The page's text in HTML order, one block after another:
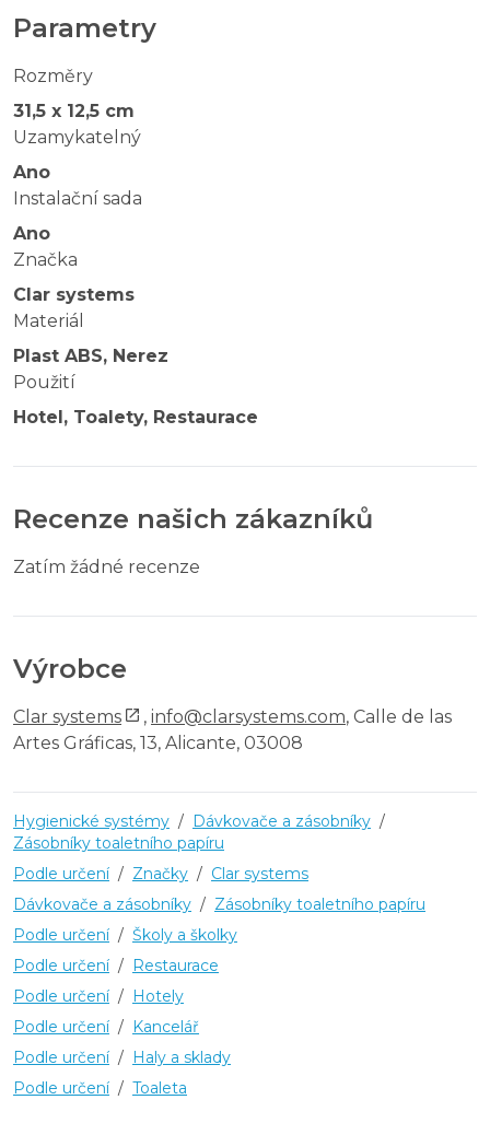
Parametry
Rozměry
31,5 x 12,5 cm
Uzamykatelný
Ano
Instalační sada
Ano
Značka
Clar systems
Materiál
Plast ABS, Nerez
Použití
Hotel, Toalety, Restaurace
Recenze našich zákazníků
Zatím žádné recenze
Výrobce
Clar systems , info@clarsystems.com, Calle de las
Artes Gráficas, 13, Alicante, 03008
Hygienické systémy / Dávkovače a zásobníky /
Zásobníky toaletního papíru
Podle určení / Značky / Clar systems
Dávkovače a zásobníky / Zásobníky toaletního papíru
Podle určení / Školy a školky
Podle určení / Restaurace
Podle určení / Hotely
Podle určení / Kancelář
Podle určení / Haly a sklady
Podle určení / Toaleta